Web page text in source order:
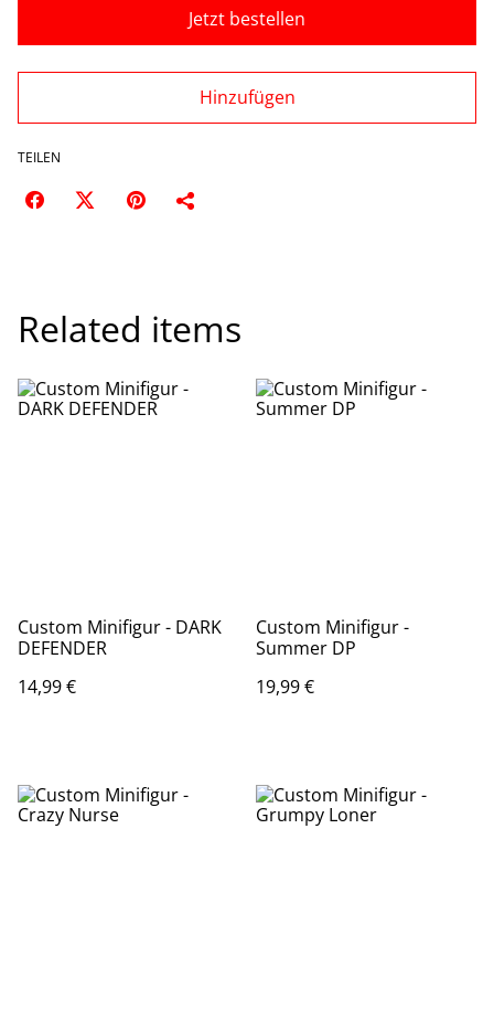
Jetzt bestellen
Hinzufügen
TEILEN
Related items
Custom Minifigur - DARK
DEFENDER
14,99 €
Custom Minifigur -
Summer DP
19,99 €